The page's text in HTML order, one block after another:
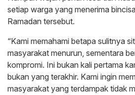
setiap warga yang menerima
Ramadan tersebut.
“Kami memahami betapa sulitnya
masyarakat menurun, sementara
kompromi. Ini bukan kali pertama
bukan yang terakhir. Kami ingin
masyarakat yang terdampak tidak